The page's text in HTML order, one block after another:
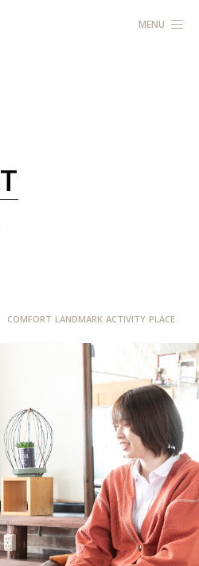
MENU
T
COMFORT LANDMARK ACTIVITY PLACE